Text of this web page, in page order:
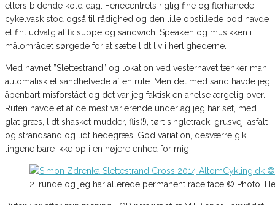
ellers bidende kold dag. Feriecentrets rigtig fine og flerhanede
cykelvask stod også til rådighed og den lille opstillede bod havde
et fint udvalg af fx suppe og sandwich. Speak’en og musikken i
målområdet sørgede for at sætte lidt liv i herlighederne.
Med navnet ”Slettestrand” og lokation ved vesterhavet tænker man
automatisk et sandhelvede af en rute. Men det med sand havde jeg
åbenbart misforstået og det var jeg faktisk en anelse ærgelig over.
Ruten havde et af de mest varierende underlag jeg har set, med
glat græs, lidt shasket mudder, flis(!), tørt singletrack, grusvej, asfalt
og strandsand og lidt hedegræs. God variation, desværre gik
tingene bare ikke op i en højere enhed for mig.
2. runde og jeg har allerede permanent race face © Photo: